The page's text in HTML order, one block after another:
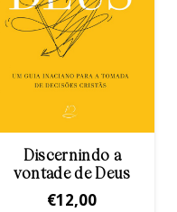
Discernindo a
vontade de Deus
€12,00